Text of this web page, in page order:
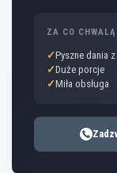
ZA CO
Pyszne dania z
Duże porcje
Miła obsługa